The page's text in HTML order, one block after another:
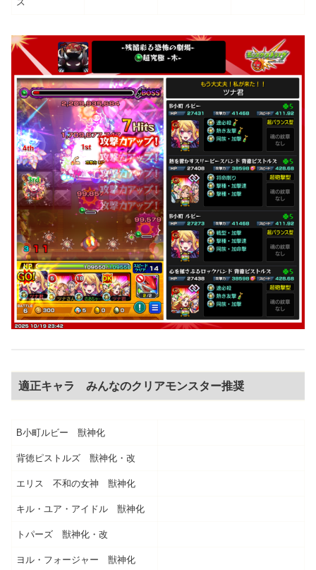
適正キャラ みんなのクリアモンスター推奨
B小町ルビー 獣神化
背徳ピストルズ 獣神化・改
エリス 不和の女神 獣神化
キル・ユア・アイドル 獣神化
トパーズ 獣神化・改
ヨル・フォージャー 獣神化